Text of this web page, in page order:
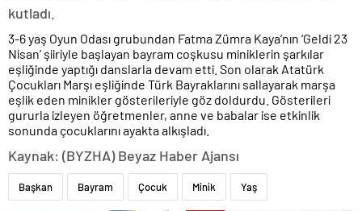
kutladı.
3-6 yaş Oyun Odası grubundan Fatma Zümra Kaya’nın ‘Geldi 23
Nisan’ şiiriyle başlayan bayram coşkusu miniklerin şarkılar
eşliğinde yaptığı danslarla devam etti. Son olarak Atatürk
Çocukları Marşı eşliğinde Türk Bayraklarını sallayarak marşa
eşlik eden minikler gösterileriyle göz doldurdu. Gösterileri
gururla izleyen öğretmenler, anne ve babalar ise etkinlik
sonunda çocuklarını ayakta alkışladı.
Kaynak: (BYZHA) Beyaz Haber Ajansı
Başkan Bayram Çocuk Minik Yaş